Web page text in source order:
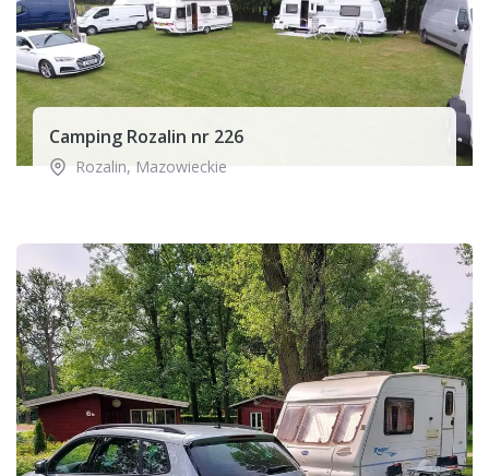
Camping Rozalin nr 226
Rozalin, Mazowieckie